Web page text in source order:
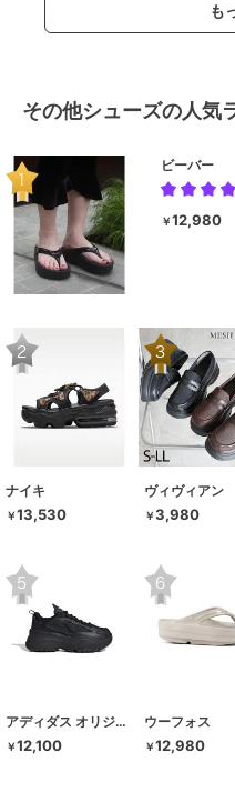
も
その他シューズの人気
ビーバー
￥12,980
ナイキ
￥13,530
ヴィヴィアン
￥3,980
アディダス オリジナルス
￥12,100
ウーフォス
￥12,980